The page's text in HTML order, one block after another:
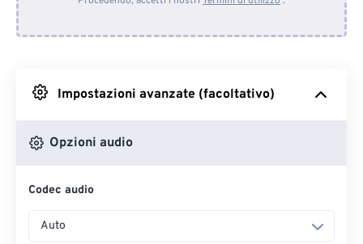
Da Google Drive
Impostazioni avanzate (facoltativo)
Opzioni audio
Codec audio
Auto